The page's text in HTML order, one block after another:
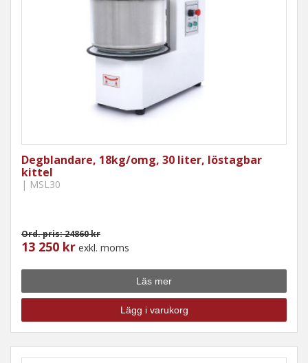
Degblandare, 18kg/omg, 30 liter, löstagbar
kittel
| MSL30
Ord. pris: 24860 kr
13 250 kr exkl. moms
Läs mer
Lägg i varukorg